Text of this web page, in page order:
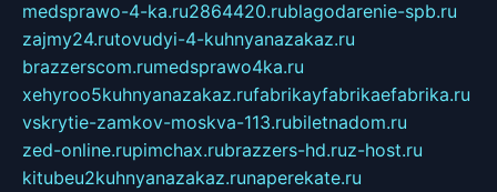
medsprawo-4-ka.ru2864420.rublagodarenie-spb.ru
zajmy24.rutovudyi-4-kuhnyanazakaz.ru
brazzerscom.rumedsprawo4ka.ru
xehyroo5kuhnyanazakaz.rufabrikayfabrikaefabrika.ru
vskrytie-zamkov-moskva-113.rubiletnadom.ru
zed-online.rupimchax.rubrazzers-hd.ruz-host.ru
kitubeu2kuhnyanazakaz.runaperekate.ru